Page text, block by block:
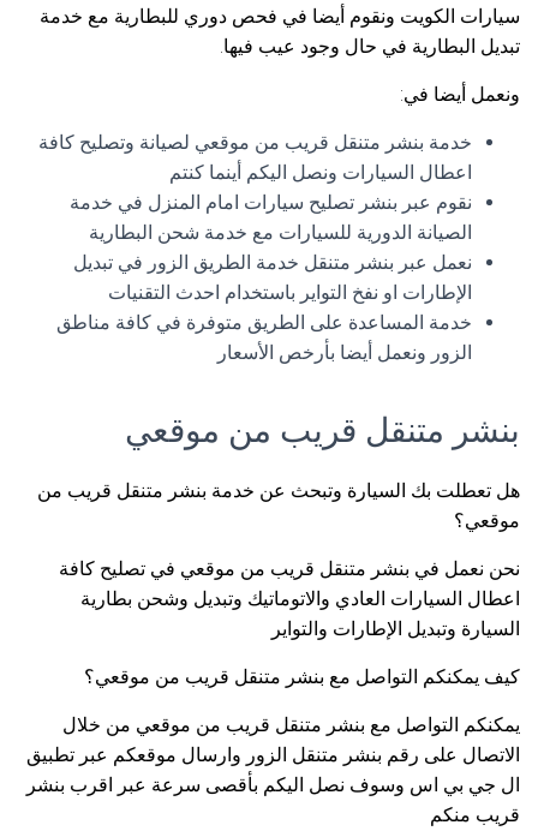
سيارات الكويت ونقوم أيضا في فحص دوري للبطارية مع خدمة
تبديل البطارية في حال وجود عيب فيها.
ونعمل أيضا في:
خدمة بنشر متنقل قريب من موقعي لصيانة وتصليح كافة
اعطال السيارات ونصل اليكم أينما كنتم
نقوم عبر بنشر تصليح سيارات امام المنزل في خدمة
الصيانة الدورية للسيارات مع خدمة شحن البطارية
نعمل عبر بنشر متنقل خدمة الطريق الزور في تبديل
الإطارات او نفخ التواير باستخدام احدث التقنيات
خدمة المساعدة على الطريق متوفرة في كافة مناطق
الزور ونعمل أيضا بأرخص الأسعار
بنشر متنقل قريب من موقعي
هل تعطلت بك السيارة وتبحث عن خدمة بنشر متنقل قريب من
موقعي؟
نحن نعمل في بنشر متنقل قريب من موقعي في تصليح كافة
اعطال السيارات العادي والاتوماتيك وتبديل وشحن بطارية
السيارة وتبديل الإطارات والتواير
كيف يمكنكم التواصل مع بنشر متنقل قريب من موقعي؟
يمكنكم التواصل مع بنشر متنقل قريب من موقعي من خلال
الاتصال على رقم بنشر متنقل الزور وارسال موقعكم عبر تطبيق
ال جي بي اس وسوف نصل اليكم بأقصى سرعة عبر اقرب بنشر
قريب منكم